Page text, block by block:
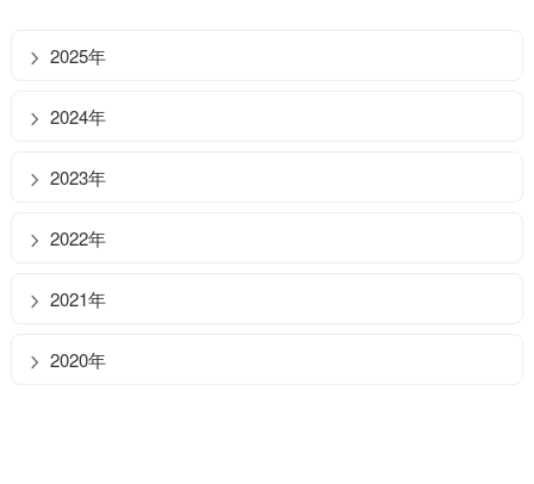
2025年
2024年
2023年
2022年
2021年
2020年